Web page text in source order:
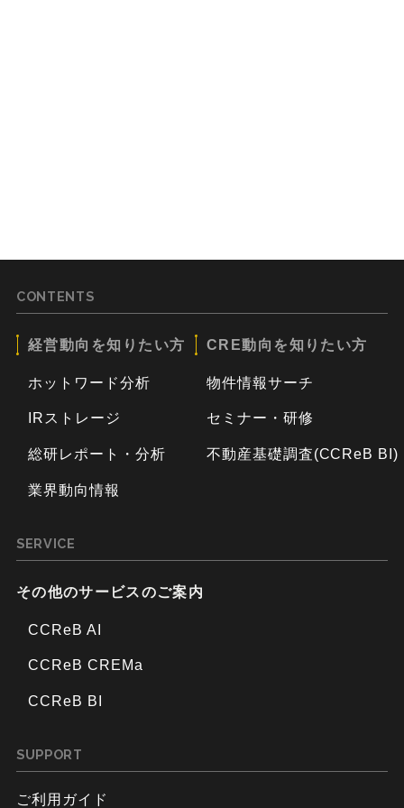
CONTENTS
経営動向を知りたい方
ホットワード分析
IRストレージ
総研レポート・分析
業界動向情報
CRE動向を知りたい方
物件情報サーチ
セミナー・研修
不動産基礎調査(CCReB BI)
SERVICE
その他のサービスのご案内
CCReB AI
CCReB CREMa
CCReB BI
SUPPORT
ご利用ガイド